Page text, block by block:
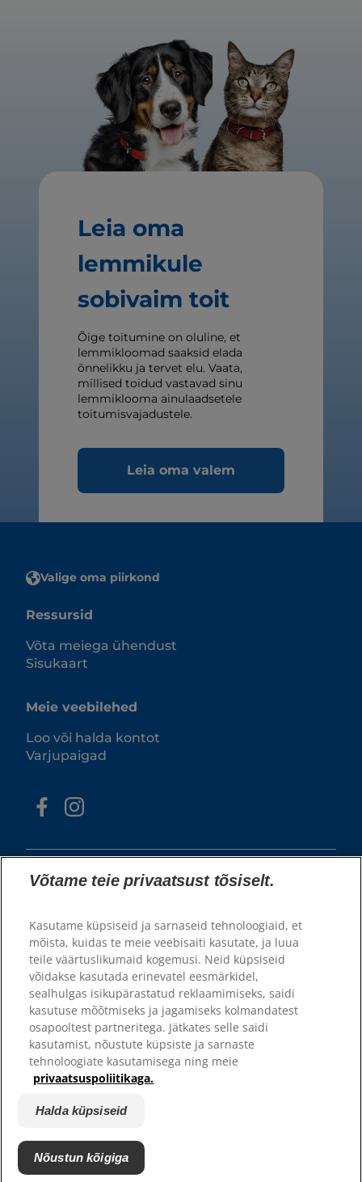
Leia oma
lemmikule
sobivaim toit
Õige toitumine on oluline, et
lemmikloomad saaksid elada
õnnelikku ja tervet elu. Vaata,
millised toidud vastavad sinu
lemmiklooma ainulaadsetele
toitumisvajadustele.
Leia oma valem
Valige oma piirkond
Ressursid
Võta meiega ühendust
Sisukaart
Meie veebilehed
Loo või halda kontot
Varjupaigad
© 2025 Hill's Pet Nutrition, Inc.
Kõik õigused kaitstud.
Siin kasutatuna tähistab see registreeritud kaubamärgi staatust
ainult USA-s; registreerimise staatus teistes piirkondades võib olla
erinev. Selle veebilehe kasutamisel kehtivad meie
kasutustingimused.
Üldtingimused
Võtame teie privaatsust tõsiselt.
Kasutame küpsiseid ja sarnaseid tehnoloogiaid, et
mõista, kuidas te meie veebisaiti kasutate, ja luua
teile väärtuslikumaid kogemusi. Neid küpsiseid
võidakse kasutada erinevatel eesmärkidel,
sealhulgas isikupärastatud reklaamimiseks, saidi
kasutuse mõõtmiseks ja jagamiseks kolmandatest
osapooltest partneritega. Jätkates selle saidi
kasutamist, nõustute küpsiste ja sarnaste
tehnoloogiate kasutamisega ning meie
privaatsuspoliitikaga.
Halda küpsiseid
Nõustun kõigiga